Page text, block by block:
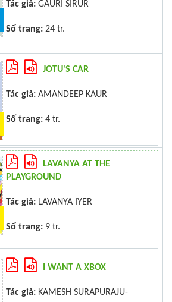
Tác giả: GAURI SIRUR
Số trang: 24 tr.
JOTU'S CAR
Tác giả: AMANDEEP KAUR
Số trang: 4 tr.
LAVANYA AT THE
PLAYGROUND
Tác giả: LAVANYA IYER
Số trang: 9 tr.
I WANT A XBOX
Tác giả: KAMESH SURAPURAJU-